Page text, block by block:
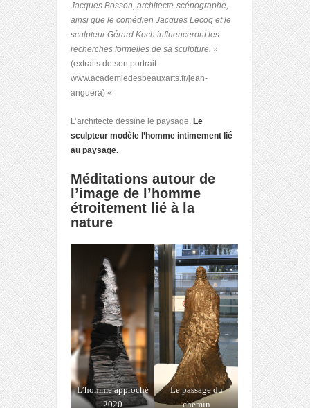
Jacques Bosson, architecte-scénographe,
ainsi que le comédien Jacques Lecoq et le
sculpteur Gérard Koch influenceront les
recherches formelles de sa sculpture. »
(extraits de son portrait :
www.academiedesbeauxarts.fr/jean-
anguera) «
L’architecte dessine le paysage. Le
sculpteur modèle l’homme intimement lié
au paysage.
Méditations autour de
l’image de l’homme
étroitement lié à la
nature
L’homme approché
2020
Le passage du
chemin